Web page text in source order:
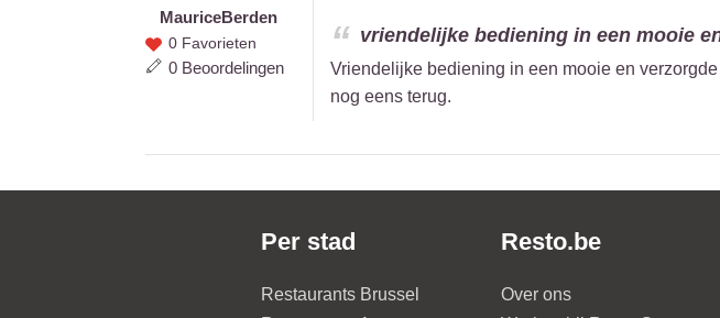
Maurice
Berden
MauriceBerden
0 Favorieten
0 Beoordelingen
vriendelijke bediening in een mooie
Vriendelijke bediening in een mooie en
nog eens terug.
Per stad
Restaurants Brussel
Resto.be
Over ons